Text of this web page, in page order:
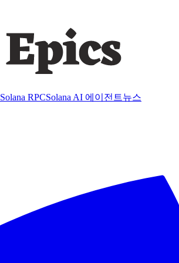
Solana RPCSolana AI 에이전트뉴스